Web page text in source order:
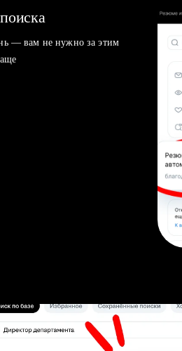
— вам не нужно за этим